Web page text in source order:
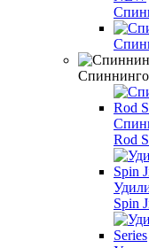
Rod
Spin